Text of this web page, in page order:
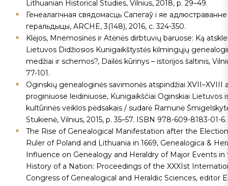
Lithuanian Historical Studies, Vilnius, 2018, p. 29–49.
Генеалагiчная свядомасць Сапегаў i яе
геральдыцы, ARCHE, 3(148), 2016, с. 324-350.
Klėjos, Mnemosinės ir Atėnės dirbtuvių baruose: Ką
Lietuvos Didžiosios Kunigaikštystės kilmingųjų
medžiai ir schemos?, Dailės kūrinys – istorijos šaltinis,
77-101.
Oginskių genealoginės savimonės atspindžiai XVII–XVIII
proginiuose leidiniuose, Kunigaikščiai Oginskiai Lietuvos
kultūrinės veiklos pėdsakais / sudarė Ramunė
Stukienė, Vilnius, 2015, p. 35–57. ISBN 978-609-8183-01-6.
The Rise of Genealogical Manifestation after the
Ruler of Poland and Lithuania in 1669, Genealogica &
Influence on Genealogy and Heraldry of Major Events in
History of a Nation: Proceedings of the XXXIst
Congress of Genealogical and Heraldic Sciences, editor